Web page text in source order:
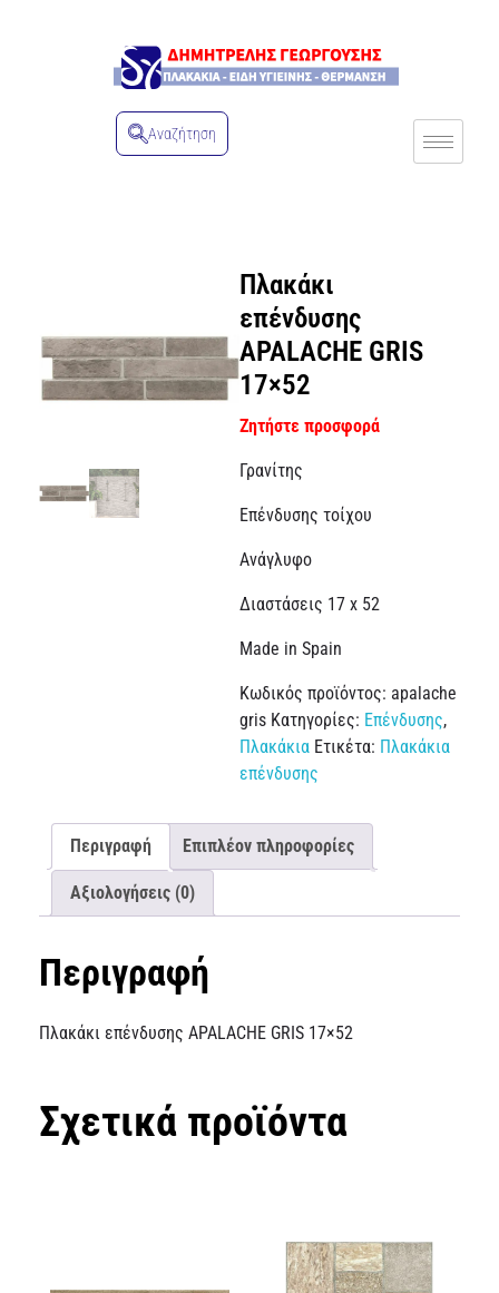
Αναζήτηση
Πλακάκι
επένδυσης
APALACHE GRIS
17×52
Ζητήστε προσφορά
Γρανίτης
Επένδυσης τοίχου
Ανάγλυφο
Διαστάσεις 17 x 52
Made in Spain
Κωδικός προϊόντος: apalache
gris Κατηγορίες: Επένδυσης,
Πλακάκια Ετικέτα: Πλακάκια
επένδυσης
Περιγραφή Επιπλέον πληροφορίες
Αξιολογήσεις (0)
Περιγραφή
Πλακάκι επένδυσης APALACHE GRIS 17×52
Σχετικά προϊόντα